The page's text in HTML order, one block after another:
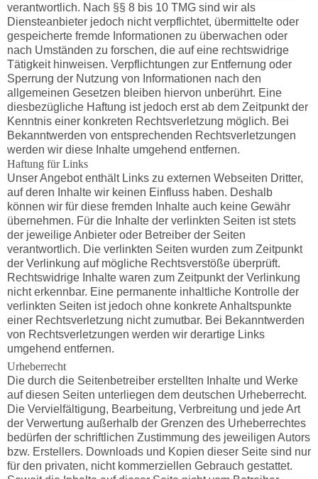
verantwortlich. Nach §§ 8 bis 10 TMG sind wir als
Diensteanbieter jedoch nicht verpflichtet, übermittelte oder
gespeicherte fremde Informationen zu überwachen oder
nach Umständen zu forschen, die auf eine rechtswidrige
Tätigkeit hinweisen. Verpflichtungen zur Entfernung oder
Sperrung der Nutzung von Informationen nach den
allgemeinen Gesetzen bleiben hiervon unberührt. Eine
diesbezügliche Haftung ist jedoch erst ab dem Zeitpunkt der
Kenntnis einer konkreten Rechtsverletzung möglich. Bei
Bekanntwerden von entsprechenden Rechtsverletzungen
werden wir diese Inhalte umgehend entfernen.
Haftung für Links
Unser Angebot enthält Links zu externen Webseiten Dritter,
auf deren Inhalte wir keinen Einfluss haben. Deshalb
können wir für diese fremden Inhalte auch keine Gewähr
übernehmen. Für die Inhalte der verlinkten Seiten ist stets
der jeweilige Anbieter oder Betreiber der Seiten
verantwortlich. Die verlinkten Seiten wurden zum Zeitpunkt
der Verlinkung auf mögliche Rechtsverstöße überprüft.
Rechtswidrige Inhalte waren zum Zeitpunkt der Verlinkung
nicht erkennbar. Eine permanente inhaltliche Kontrolle der
verlinkten Seiten ist jedoch ohne konkrete Anhaltspunkte
einer Rechtsverletzung nicht zumutbar. Bei Bekanntwerden
von Rechtsverletzungen werden wir derartige Links
umgehend entfernen.
Urheberrecht
Die durch die Seitenbetreiber erstellten Inhalte und Werke
auf diesen Seiten unterliegen dem deutschen Urheberrecht.
Die Vervielfältigung, Bearbeitung, Verbreitung und jede Art
der Verwertung außerhalb der Grenzen des Urheberrechtes
bedürfen der schriftlichen Zustimmung des jeweiligen Autors
bzw. Erstellers. Downloads und Kopien dieser Seite sind nur
für den privaten, nicht kommerziellen Gebrauch gestattet.